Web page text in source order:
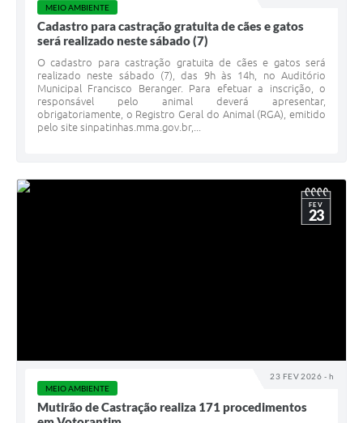
MEIO AMBIENTE
Cadastro para castração gratuita de cães e gatos
será realizado neste sábado (7)
O cadastro para castração gratuita de cães e gatos será
realizado neste sábado (7), das 9h às 14h, no Auditório
Municipal Francisco Beranger. Para efetuar a inscrição, o
responsável pelo animal deverá apresentar,
obrigatoriamente, o Registro Geral do Animal (RGA), emitido
pelo site sinpatinhas.mma.gov.br,...
23 FEV 2026 - h
FEV
23
MEIO AMBIENTE
Mutirão de Castração realiza 171 procedimentos